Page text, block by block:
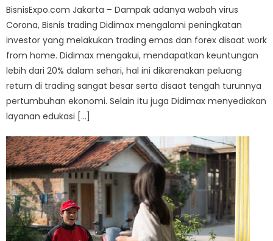
BisnisExpo.com Jakarta – Dampak adanya wabah virus
Corona, Bisnis trading Didimax mengalami peningkatan
investor yang melakukan trading emas dan forex disaat work
from home. Didimax mengakui, mendapatkan keuntungan
lebih dari 20% dalam sehari, hal ini dikarenakan peluang
return di trading sangat besar serta disaat tengah turunnya
pertumbuhan ekonomi. Selain itu juga Didimax menyediakan
layanan edukasi […]